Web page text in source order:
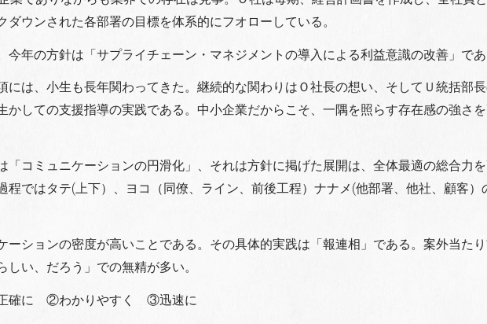
ウンされた各部署の目標を体系的にフオローしている。
年の方針は「サプライチェーン・マネジメントの導入による利益意識の改善」であ
には、小生も長年関わってきた。継続的な関わりはＯ社長の想い、そしてＵ統括部
かしての支援指導の実践である。中小企業だからこそ、一隅を照らす存在感の強さ
「コミュニケーションの円滑化」、それは方針に掲げた展開は、全体最適の総合力
程ではタテ(上下）、ヨコ（同僚、ライン、前後工程）ナナメ(他部署、他社、顧客）
ーションの密度が高いことである。その具体的実践は「報連相」である。案外当た
い、だろう」での無精が多い。
確に ②わかりやすく ③迅速に